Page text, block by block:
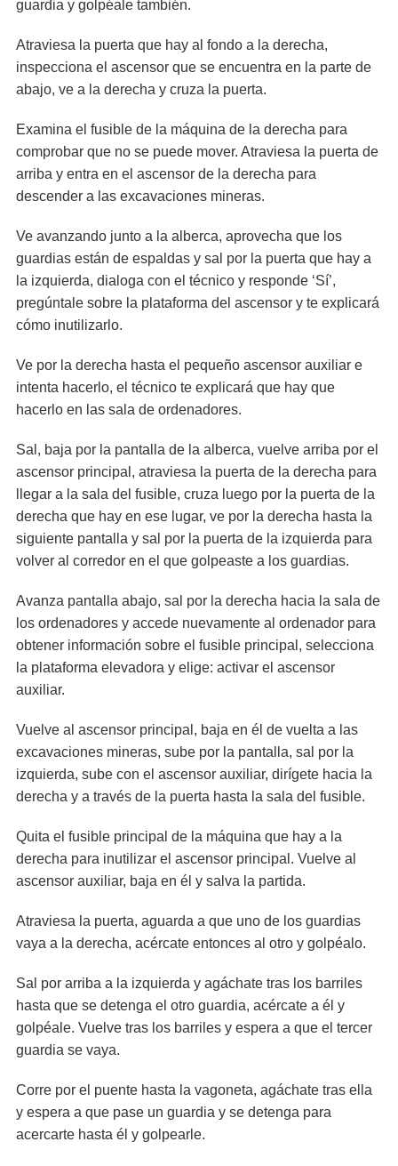
guardia y golpéale también.
Atraviesa la puerta que hay al fondo a la derecha,
inspecciona el ascensor que se encuentra en la parte de
abajo, ve a la derecha y cruza la puerta.
Examina el fusible de la máquina de la derecha para
comprobar que no se puede mover. Atraviesa la puerta de
arriba y entra en el ascensor de la derecha para
descender a las excavaciones mineras.
Ve avanzando junto a la alberca, aprovecha que los
guardias están de espaldas y sal por la puerta que hay a
la izquierda, dialoga con el técnico y responde ‘Sí’,
pregúntale sobre la plataforma del ascensor y te explicará
cómo inutilizarlo.
Ve por la derecha hasta el pequeño ascensor auxiliar e
intenta hacerlo, el técnico te explicará que hay que
hacerlo en las sala de ordenadores.
Sal, baja por la pantalla de la alberca, vuelve arriba por el
ascensor principal, atraviesa la puerta de la derecha para
llegar a la sala del fusible, cruza luego por la puerta de la
derecha que hay en ese lugar, ve por la derecha hasta la
siguiente pantalla y sal por la puerta de la izquierda para
volver al corredor en el que golpeaste a los guardias.
Avanza pantalla abajo, sal por la derecha hacia la sala de
los ordenadores y accede nuevamente al ordenador para
obtener información sobre el fusible principal, selecciona
la plataforma elevadora y elige: activar el ascensor
auxiliar.
Vuelve al ascensor principal, baja en él de vuelta a las
excavaciones mineras, sube por la pantalla, sal por la
izquierda, sube con el ascensor auxiliar, dirígete hacia la
derecha y a través de la puerta hasta la sala del fusible.
Quita el fusible principal de la máquina que hay a la
derecha para inutilizar el ascensor principal. Vuelve al
ascensor auxiliar, baja en él y salva la partida.
Atraviesa la puerta, aguarda a que uno de los guardias
vaya a la derecha, acércate entonces al otro y golpéalo.
Sal por arriba a la izquierda y agáchate tras los barriles
hasta que se detenga el otro guardia, acércate a él y
golpéale. Vuelve tras los barriles y espera a que el tercer
guardia se vaya.
Corre por el puente hasta la vagoneta, agáchate tras ella
y espera a que pase un guardia y se detenga para
acercarte hasta él y golpearle.